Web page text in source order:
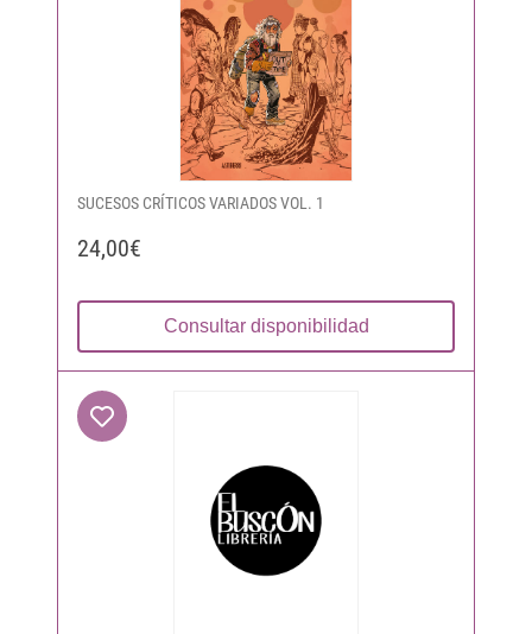
SUCESOS CRÍTICOS VARIADOS VOL. 1
24,00€
Consultar disponibilidad